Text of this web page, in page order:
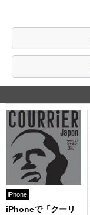
iPhone
iPhoneで「クーリ